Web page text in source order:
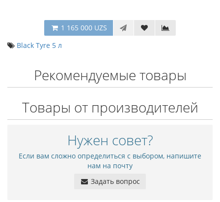
1 165 000 UZS
Black Tyre 5 л
Рекомендуемые товары
Товары от производителей
Нужен совет?
Если вам сложно определиться с выбором, напишите
нам на почту
Задать вопрос